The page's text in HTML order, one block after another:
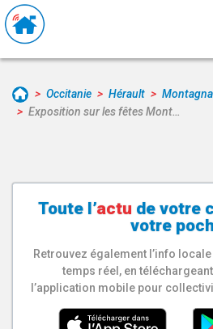
Occitanie Hérault
Exposition sur les fêtes Mont…
Toute l’actu de votre
votre
Retrouvez également l’info
temps réel, en
l’application mobile pour